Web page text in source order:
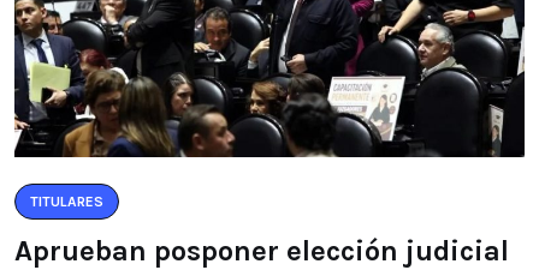
TITULARES
Aprueban posponer elección judicial